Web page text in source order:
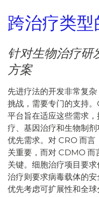
跨治疗类
针对生物治疗研
方案
先进疗法的开发非常复
挑战，需要专门的支持
平台旨在适应这些需求
疗、基因治疗和生物制
优先需求。对 CRO 而言
关重要，而对 CDMO 而
关键。细胞治疗项目要
治疗则要求病毒载体的
优先考虑可扩展性和全球